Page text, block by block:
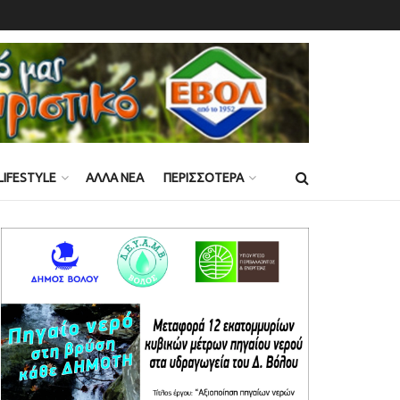
ΑΛΛΑ ΝΕΑ ΠΕΡΙΣΣΟΤΕΡΑ